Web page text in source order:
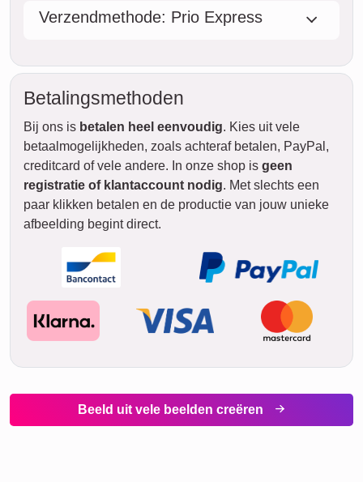
Verzendmethode: Prio Express
Betalingsmethoden
Bij ons is betalen heel eenvoudig. Kies uit vele
betaalmogelijkheden, zoals achteraf betalen, PayPal,
creditcard of vele andere. In onze shop is geen
registratie of klantaccount nodig. Met slechts een
paar klikken betalen en de productie van jouw unieke
afbeelding begint direct.
Beeld uit vele beelden creëren